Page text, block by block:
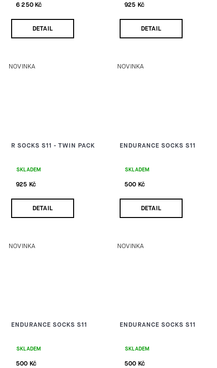
6 250 Kč
DETAIL
925 Kč
DETAIL
NOVINKA
R SOCKS S11 - TWIN PACK
SKLADEM
925 Kč
DETAIL
NOVINKA
ENDURANCE SOCKS S11
SKLADEM
500 Kč
DETAIL
NOVINKA
ENDURANCE SOCKS S11
SKLADEM
500 Kč
NOVINKA
ENDURANCE SOCKS S11
SKLADEM
500 Kč